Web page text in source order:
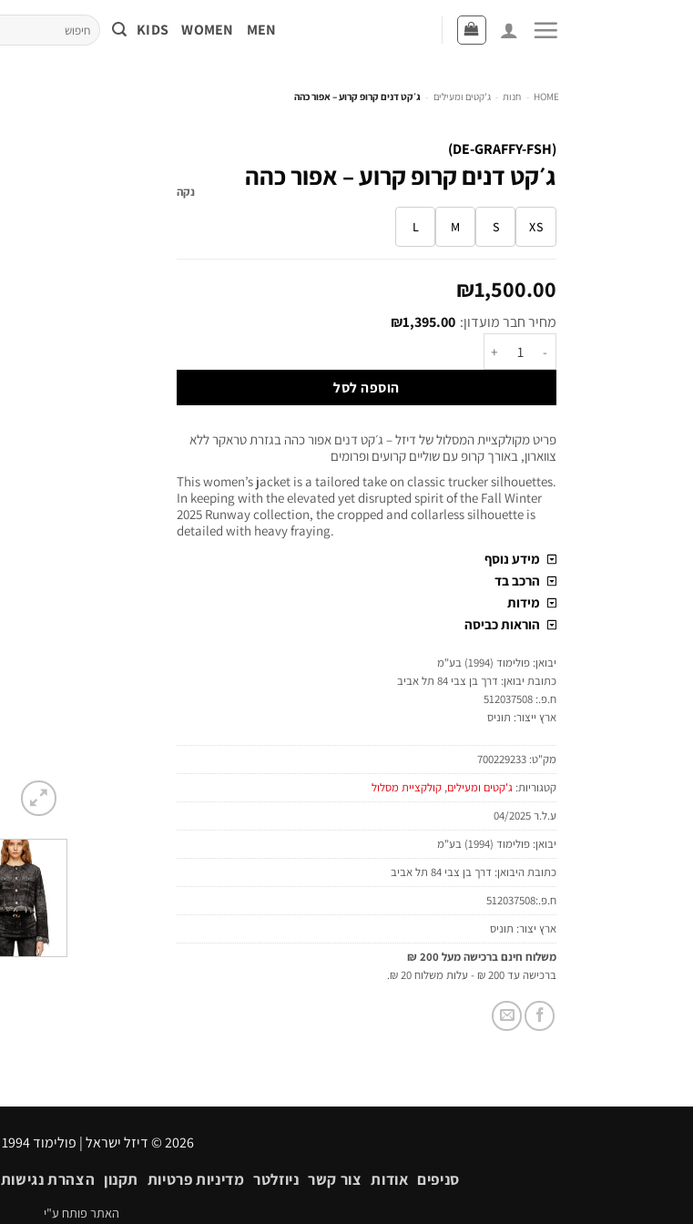
MEN
WOMEN
KIDS
HOME
- חנות - ג'קטים ומעילים - ג׳קט דנים קרופ קרוע – אפור כהה
(DE-GRAFFY-FSH)
ג׳קט דנים קרופ קרוע – אפור כהה
XS
S
M
L
נקה
₪1,500.00
מחיר חבר מועדון: ₪1,395.00
הוספה לסל
פריט מקולקציית המסלול של דיזל – ג׳קט דנים אפור כהה בגזרת טראקר ללא
צווארון, באורך קרופ עם שוליים קרועים ופרומים
This women’s jacket is a tailored take on classic trucker silhouettes.
In keeping with the elevated yet disrupted spirit of the Fall Winter
2025 Runway collection, the cropped and collarless silhouette is
detailed with heavy fraying.
מידע נוסף
הרכב בד
מידות
הוראות כביסה
יבואן: פולימוד (1994) בע"מ
כתובת יבואן: דרך בן צבי 84 תל אביב
ח.פ.: 512037508
ארץ ייצור: תוניס
מק"ט: 700229233
קטגוריות: ג'קטים ומעילים, קולקציית מסלול
ע.ל.ר 04/2025
יבואן: פולימוד (1994) בע"מ
כתובת היבואן: דרך בן צבי 84 תל אביב
ח.פ.:512037508
ארץ יצור: תוניס
משלוח חינם ברכישה מעל 200 ₪
ברכישה עד 200 ₪ - עלות משלוח 20 ₪.
2026 © דיזל ישראל | פולימוד 1994 בע״מ
סניפים אודות צור קשר ניוזלטר מדיניות פרטיות תקנון הצהרת נגישות
האתר פותח ע"י